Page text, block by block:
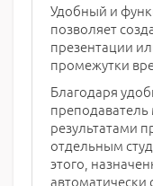
Удобный и
позволяет
презентации
промежутки
Благодаря
результатами
отдельным
этого,
автоматически